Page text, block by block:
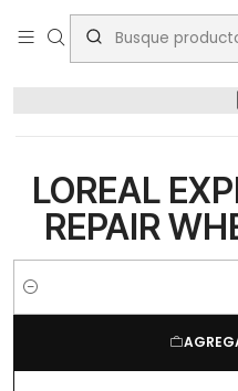
bsale LOREAL
LOREAL
REPAIR
Cantidad